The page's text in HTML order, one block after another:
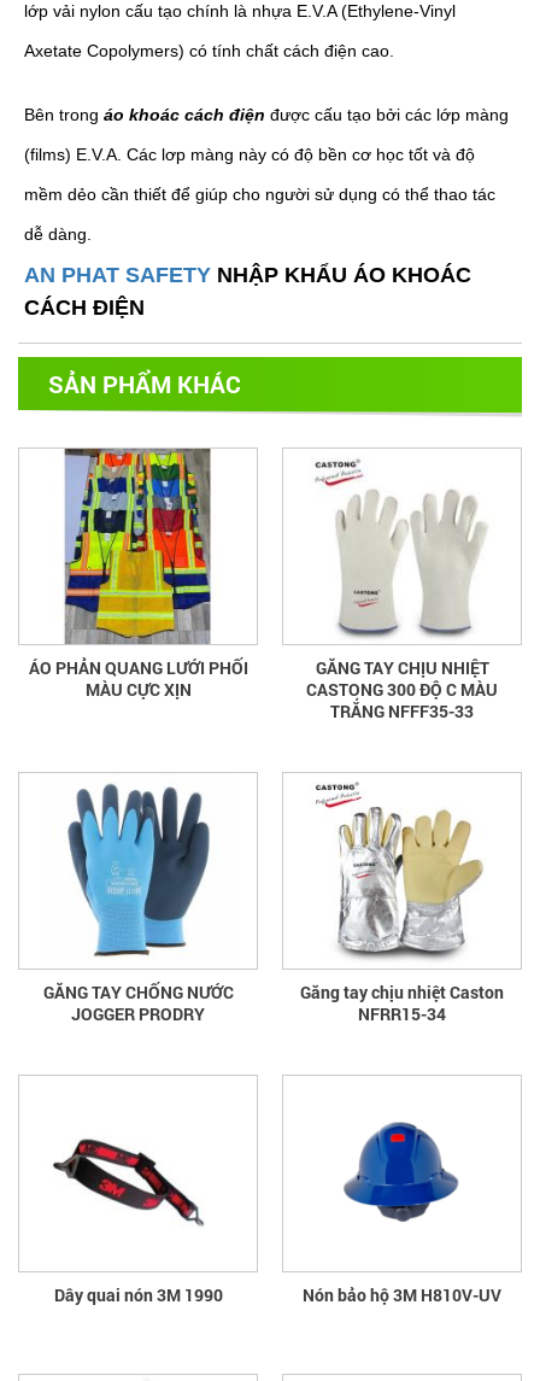
lớp vải nylon cấu tạo chính là nhựa E.V.A (Ethylene-Vinyl
Axetate Copolymers) có tính chất cách điện cao.
Bên trong áo khoác cách điện được cấu tạo bởi các lớp màng
(films) E.V.A. Các lơp màng này có độ bền cơ học tốt và độ
mềm dẻo cần thiết để giúp cho người sử dụng có thể thao tác
dễ dàng.
AN PHAT SAFETY NHẬP KHẨU ÁO KHOÁC
CÁCH ĐIỆN
SẢN PHẨM KHÁC
ÁO PHẢN QUANG LƯỚI PHỐI
MÀU CỰC XỊN
GĂNG TAY CHỊU NHIỆT
CASTONG 300 ĐỘ C MÀU
TRẮNG NFFF35-33
GĂNG TAY CHỐNG NƯỚC
JOGGER PRODRY
Găng tay chịu nhiệt Caston
NFRR15-34
Dây quai nón 3M 1990 Nón bảo hộ 3M H810V-UV